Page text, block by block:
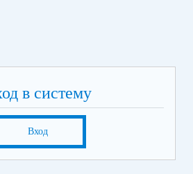
в систему
Вход